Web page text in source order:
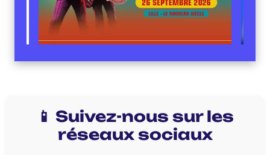
📱 Suivez-nous sur les
réseaux sociaux